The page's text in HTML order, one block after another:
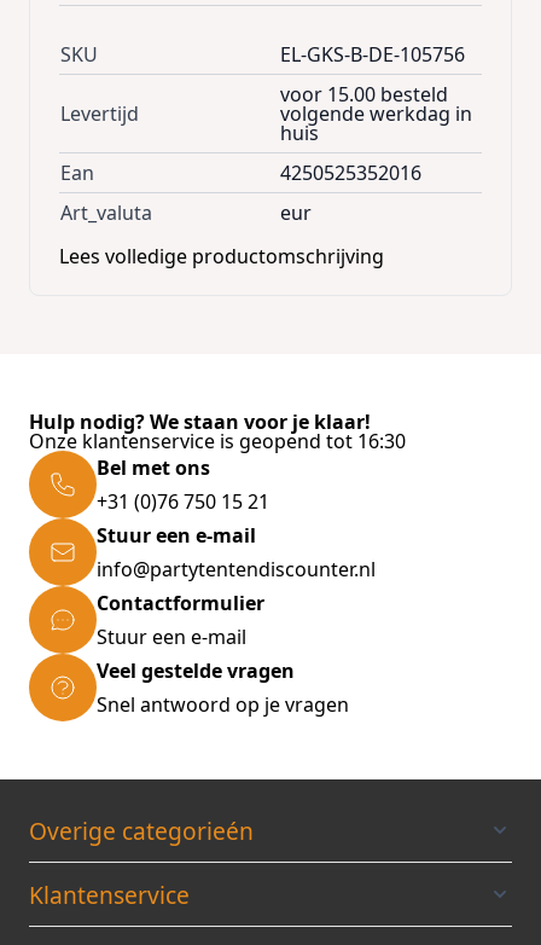
- Max belasting:
Fperm 120N (12kg)
Lengte 80 cm (zonder "belasting")
Lengte 149 cm - bij maximale belasting
Leveringsomvang:
- Spinelastiek met karabijnhaken
SKU EL-GKS-B-DE-105756
Levertijd
voor 15.00 besteld
volgende werkdag in
huis
Ean
4250525352016
Art_valuta
eur
Lees volledige productomschrijving
Hulp nodig? We staan voor je klaar!
Onze klantenservice is geopend tot 16:30
Bel met ons
+31 (0)76 750 15 21
Stuur een e-mail
info@partytentendiscounter.nl
Contactformulier
Stuur een e-mail
Veel gestelde vragen
Snel antwoord op je vragen
Overige categorieén
Klantenservice